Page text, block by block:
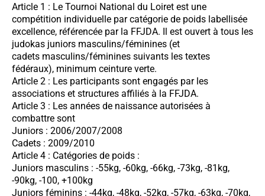
Article 1 : Le Tournoi National du Loiret est une
compétition individuelle par catégorie de poids labellisée
excellence, référencée par la FFJDA. Il est ouvert à tous les
judokas juniors masculins/féminines (et
cadets masculins/féminines suivants les textes
fédéraux), minimum ceinture verte.
Article 2 : Les participants sont engagés par les
associations et structures affiliés à la FFJDA.
Article 3 : Les années de naissance autorisées à
combattre sont
Juniors : 2006/2007/2008
Cadets : 2009/2010
Article 4 : Catégories de poids :
Juniors masculins : -55kg, -60kg, -66kg, -73kg, -81kg,
-90kg, -100, +100kg
Juniors féminins : -44kg, -48kg, -52kg, -57kg, -63kg, -70kg,